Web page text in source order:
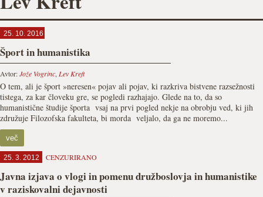
25. 10. 2016
Šport in humanistika
Avtor:Jože Vogrinc, Lev Kreft
O tem, ali je šport »neresen« pojav ali pojav, ki razkriva bistvene razsežnosti
tistega, za kar človeku gre, se pogledi razhajajo. Glede na to, da so
humanistične študije športa vsaj na prvi pogled nekje na obrobju ved, ki jih
združuje Filozofska fakulteta, bi morda veljalo, da ga ne moremo...
več
25. 3. 2012 CENZURIRANO
Javna izjava o vlogi in pomenu družboslovja in humanistike
v raziskovalni dejavnosti